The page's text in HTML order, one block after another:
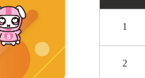
1
2